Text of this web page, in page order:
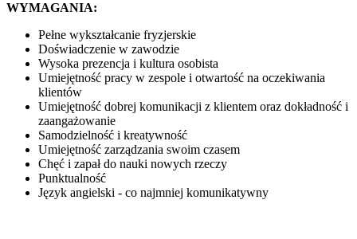
WYMAGANIA:
Pełne wykształcanie fryzjerskie
Doświadczenie w zawodzie
Wysoka prezencja i kultura osobista
Umiejętność pracy w zespole i otwartość na oczekiwania
klientów
Umiejętność dobrej komunikacji z klientem oraz dokładność i
zaangażowanie
Samodzielność i kreatywność
Umiejętność zarządzania swoim czasem
Chęć i zapał do nauki nowych rzeczy
Punktualność
Język angielski - co najmniej komunikatywny